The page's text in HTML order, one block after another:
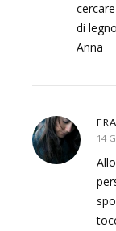
di
Anna
14